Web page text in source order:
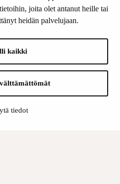
joita olet antanut heille tai
heidän palvelujaan.
kaikki
tiedot